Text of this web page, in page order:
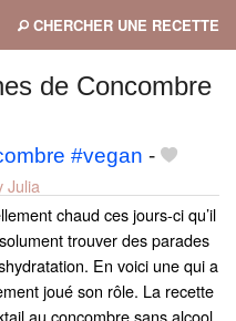
CHERCHER UNE RECETTE
de Concombre
#vegan -
Julia
chaud ces jours-ci qu’il
trouver des parades
En voici une qui a
joué son rôle. La recette
au concombre sans alcool